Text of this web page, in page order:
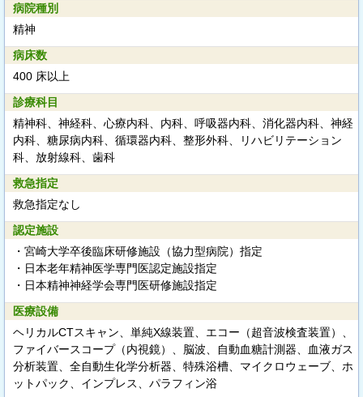
病院種別
精神
病床数
400 床以上
診療科目
精神科、神経科、心療内科、内科、呼吸器内科、消化器内科、神経
内科、糖尿病内科、循環器内科、整形外科、リハビリテーション
科、放射線科、歯科
救急指定
救急指定なし
認定施設
・宮崎大学卒後臨床研修施設（協力型病院）指定
・日本老年精神医学専門医認定施設指定
・日本精神神経学会専門医研修施設指定
医療設備
ヘリカルCTスキャン、単純X線装置、エコー（超音波検査装置）、
ファイバースコープ（内視鏡）、脳波、自動血糖計測器、血液ガス
分析装置、全自動生化学分析器、特殊浴槽、マイクロウェーブ、ホ
ットパック、インプレス、パラフィン浴